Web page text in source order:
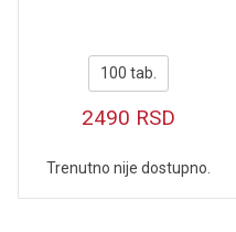
100 tab.
2490 RSD
Trenutno nije dostupno.